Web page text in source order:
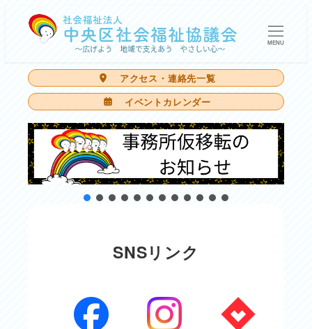
MENU
アクセス・連絡先一覧
イベントカレンダー
SNSリンク